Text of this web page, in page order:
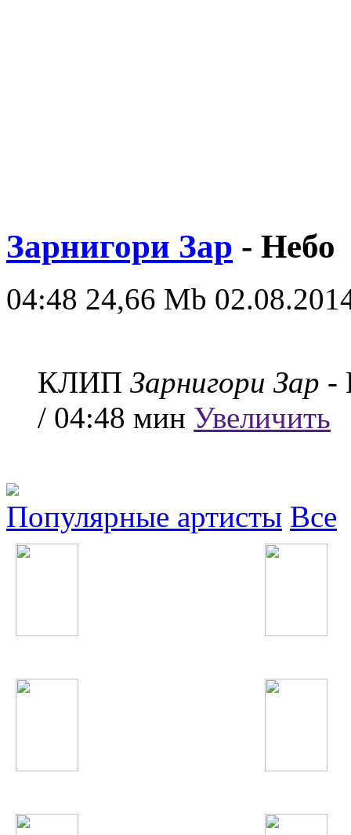
Зарнигори Зар - Небо
04:48 24,66 Mb
КЛИП Зарнигори Зар -
/ 04:48 мин Увеличить
Популярные артисты Все